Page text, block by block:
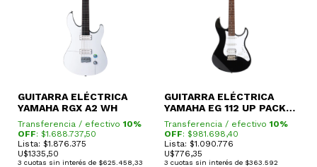
GUITARRA ELÉCTRICA
YAMAHA RGX A2 WH
Transferencia / efectivo 10%
OFF: $1.688.737,50
Lista: $1.876.375
U$1335,50
3 cuotas sin interés de $625.458,33
GUITARRA ELÉCTRICA
YAMAHA EG 112 UP PACK
(CON ACCESORIOS)
Transferencia / efectivo 10%
OFF: $981.698,40
Lista: $1.090.776
U$776,35
3 cuotas sin interés de $363.592